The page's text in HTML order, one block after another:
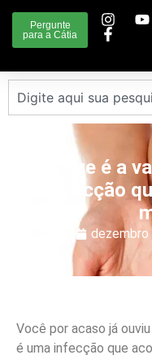
Pergunte
para a Cátia
O que é a
Infecção
dezembro
Você por acaso já
é uma infecção que